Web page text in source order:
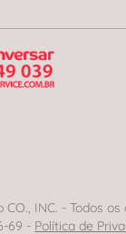
INC. - Todos
69 - Política de